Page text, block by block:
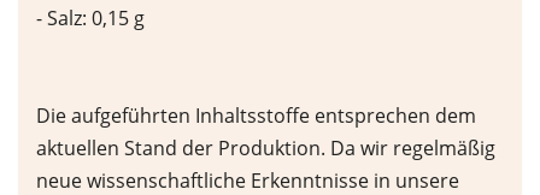
- Salz: 0,15 g
Die aufgeführten Inhaltsstoffe entsprechen dem
aktuellen Stand der Produktion. Da wir regelmäßig
neue wissenschaftliche Erkenntnisse in unsere